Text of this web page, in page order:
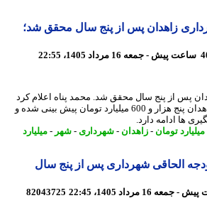
زاهدان پس از پنج سال محقق شد؛
از پنج سال محقق شد. محمد پناه اعلام کرد
بودجه سالجاری شهرداری زاهدان پنج هزار و 600 میلیارد تومان پیش بینی شده و
ادامه دارد.
تومان-زاهدان- شهرداری- شهر -میلیارد
الحاقی شهرداری پس از پنج سال
82043725